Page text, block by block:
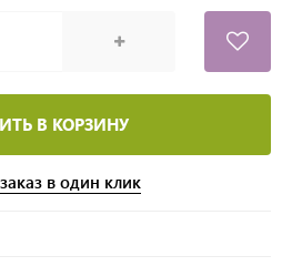
В КОРЗИНУ
в один клик